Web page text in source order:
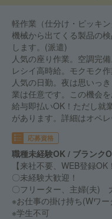
軽作業（仕分け・ピッキン
機械から出てくる製品の
します。(派遣)
人気の座り作業。空調完
レシイ高時給。モクモク作
人気の日勤。夜は思いっ
業は任意です。この機会を
給与即払いOK！ただし就
があります。詳細はオペ
応募資格
職種未経験OK / ブランク
【来社不要、WEB登録OK
〇未経験大歓迎！
〇フリーター、主婦(夫)
※お仕事の掛け持ち(Wワー
※学生不可